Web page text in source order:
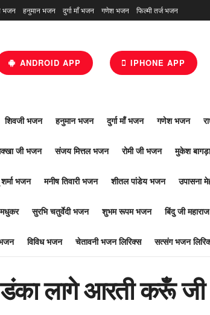
भजन हनुमान भजन दुर्गा माँ भजन गणेश भजन फिल्मी तर्ज भजन
ANDROID APP IPHONE APP
शिवजी भजन हनुमान भजन दुर्गा माँ भजन गणेश भजन
जी भजन संजय मित्तल भजन रोमी जी भजन मुकेश
भजन मनीष तिवारी भजन शीतल पांडेय भजन उपासना
सुरभि चतुर्वेदी भजन शुभम रूपम भजन बिंदु जी
विविध भजन चेतावनी भजन लिरिक्स सत्संग भजन
लागे आरती करूँ जी